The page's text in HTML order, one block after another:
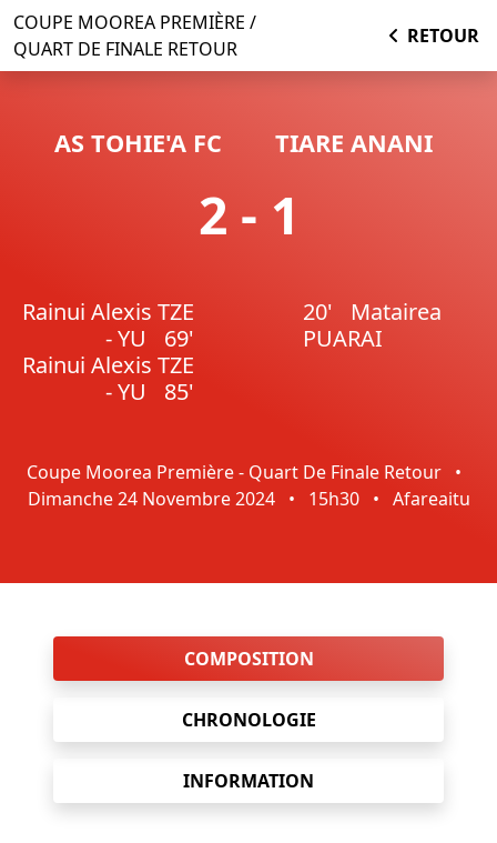
COUPE MOOREA PREMIÈRE /
QUART DE FINALE RETOUR
RETOUR
AS TOHIE'A FC TIARE ANANI
2 - 1
Rainui Alexis TZE
- YU
69'
Rainui Alexis TZE
- YU
85'
20'
Matairea
PUARAI
Coupe Moorea Première - Quart De Finale Retour •
Dimanche 24 Novembre 2024 • 15h30 • Afareaitu
COMPOSITION
CHRONOLOGIE
INFORMATION